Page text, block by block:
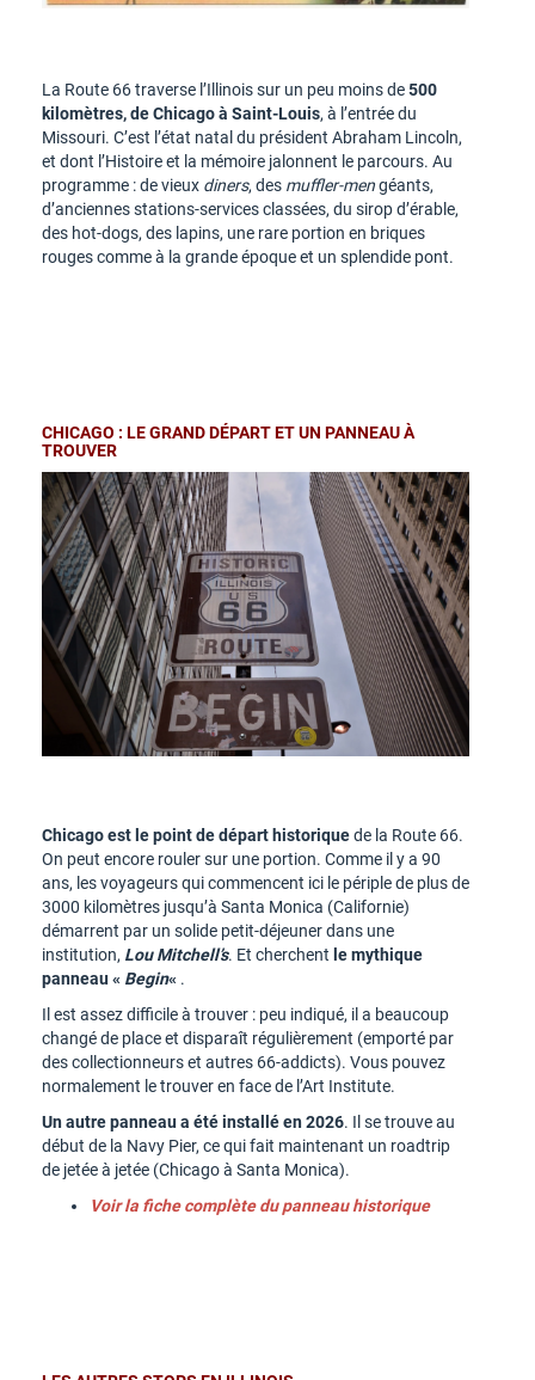
La Route 66 traverse l’Illinois sur un peu moins de500
kilomètres, de Chicago à Saint-Louis, à l’entrée du
Missouri. C’est l’état natal du président Abraham Lincoln,
et dont l’Histoire et la mémoire jalonnent le parcours. Au
programme : de vieux diners, des muffler-mengéants,
d’anciennes stations-services classées, du sirop d’érable,
des hot-dogs, des lapins, une rare portion en briques
rouges comme à la grande époque et un splendide pont.
CHICAGO : LE GRAND DÉPART ET UN PANNEAU À
TROUVER
Chicago est le point de départ historiquede la Route 66.
On peut encore rouler sur une portion. Comme il y a 90
ans, les voyageurs qui commencent ici le périple de plus de
3000 kilomètres jusqu’à Santa Monica (Californie)
démarrent par un solide petit-déjeuner dans une
institution, Lou Mitchell’s. Et cherchent le mythique
panneau « Begin« .
Il est assez difficile à trouver : peu indiqué, il a beaucoup
changé de place et disparaît régulièrement (emporté par
des collectionneurs et autres 66-addicts). Vous pouvez
normalement le trouver en face de l’Art Institute.
Un autre panneau a été installé en 2026. Il se trouve au
début de la Navy Pier, ce qui fait maintenant un roadtrip
de jetée à jetée (Chicago à Santa Monica).
Voir la fiche complète du panneau historique